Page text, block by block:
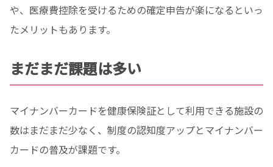
や、医療費控除を受けるための確定申告が楽になるといっ
たメリットもあります。
まだまだ課題は多い
マイナンバーカードを健康保険証として利用できる施設の
数はまだまだ少なく、制度の認知度アップとマイナンバー
カードの普及が課題です。